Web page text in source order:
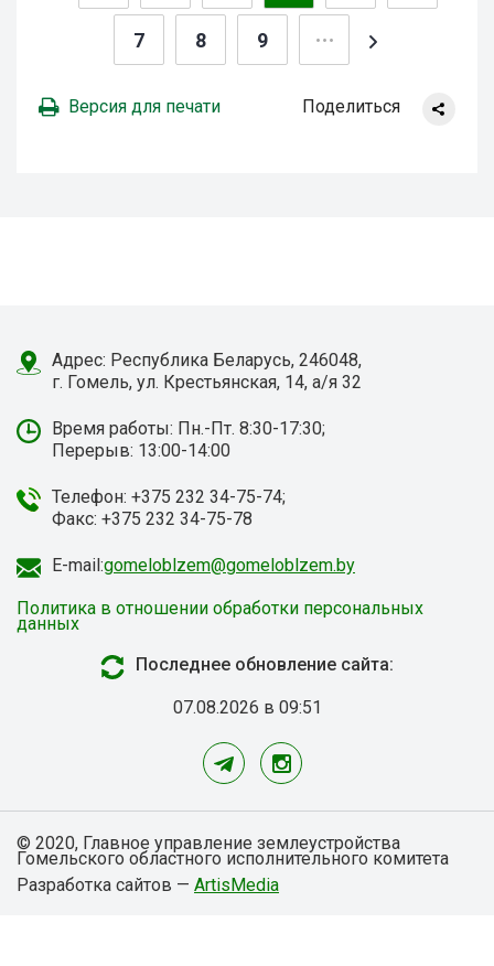
7 8 9
Версия для печати Поделиться
Адрес: Республика Беларусь, 246048,
г. Гомель, ул. Крестьянская, 14, а/я 32
Время работы: Пн.-Пт. 8:30-17:30;
Перерыв: 13:00-14:00
Телефон: +375 232 34-75-74;
Факс: +375 232 34-75-78
E-mail:gomeloblzem@gomeloblzem.by
Политика в отношении обработки персональных
данных
Последнее обновление сайта:
07.08.2026 в 09:51
Разработка сайтов — ArtisMedia
© 2020, Главное управление землеустройства
Гомельского областного исполнительного комитета